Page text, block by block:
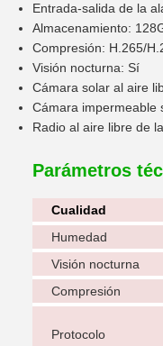
Entrada-salida de la
Almacenamiento:
Compresión: H.265/
Visión nocturna: Sí
Cámara solar al aire
Cámara impermeable
Radio al aire libre de
Parámetros
Cualidad
Humedad
Visión nocturna
Compresión
Protocolo